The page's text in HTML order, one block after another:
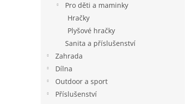
Pro děti a maminky
Hračky
Plyšové hračky
Sanita a příslušenství
Zahrada
Dílna
Outdoor a sport
Příslušenství